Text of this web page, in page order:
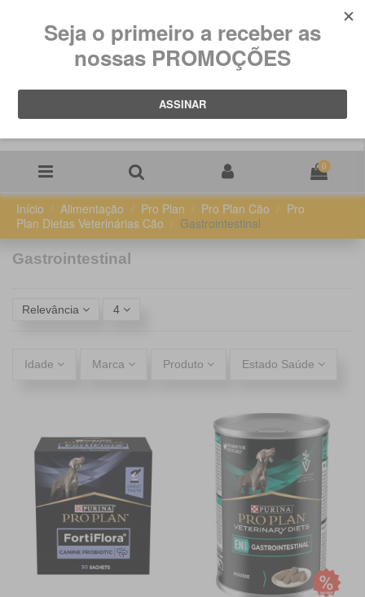
0
Início Alimentação Pro Plan Pro Plan Cão
Pro
Plan Dietas Veterinárias Cão
Gastrointestinal
Gastrointestinal
Relevância 4
Idade Marca Produto Estado Saúde